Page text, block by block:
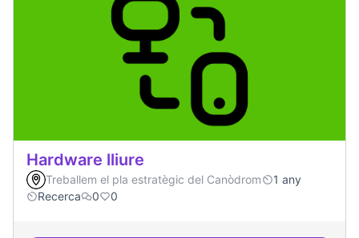
Hardware lliure
Treballem el pla estratègic del Canòdrom
1 any
Recerca
0 0